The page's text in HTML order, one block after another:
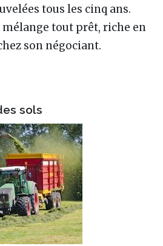
tous les cinq ans.
mélange tout prêt, riche en
son négociant.
sols